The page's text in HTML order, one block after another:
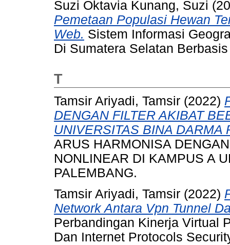
Suzi Oktavia Kunang, Suzi
Pemetaan Populasi Hewan
Web. Sistem Informasi
Di Sumatera Selatan
T
Tamsir Ariyadi, Tamsir (2022)
DENGAN FILTER AKIBAT
UNIVERSITAS BINA DARMA
ARUS HARMONISA
NONLINEAR DI KAMPUS A
PALEMBANG.
Tamsir Ariyadi, Tamsir (2022)
Network Antara Vpn Tunnel
Perbandingan Kinerja Virtual
Dan Internet Protocols